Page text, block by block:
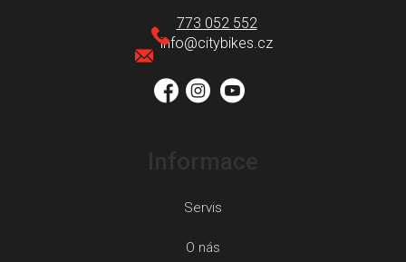
info@citybikes.cz
773 052 552
Servis
O nás